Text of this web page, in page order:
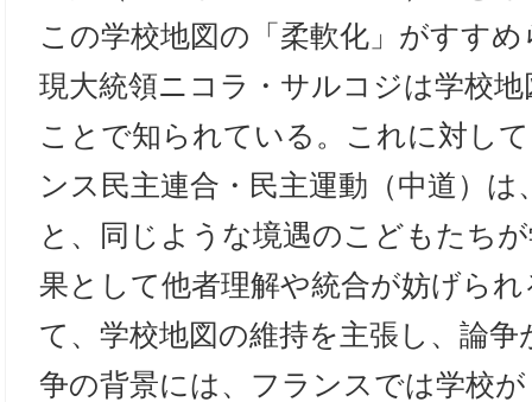
この学校地図の「柔軟化」がすす
現大統領ニコラ・サルコジは学校
ことで知られている。これに対し
ンス民主連合・民主運動（中道）
と、同じような境遇のこどもたち
果として他者理解や統合が妨げら
て、学校地図の維持を主張し、論
争の背景には、フランスでは学校